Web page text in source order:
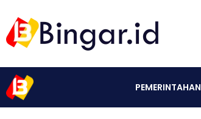
PEMERINTAHAN